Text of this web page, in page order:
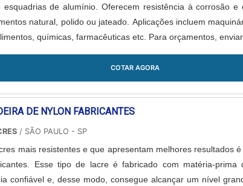
esquadrias de alumínio. Oferecem resistência à corrosão e
natural, polido ou jateado. Aplicações incluem
químicas, farmacêuticas etc. Para orçamentos,
COTAR AGORA
DE NYLON FABRICANTES
/ SÃO PAULO - SP
mais resistentes e que apresentam melhores resultados
Esse tipo de lacre é fabricado com matéria-prima
confiável e, desse modo, consegue alcançar um nível